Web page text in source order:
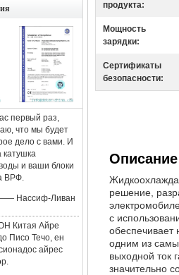
первый раз,
что мы будет
дело с вами. И
и ваши блоки
ВРФ.
Нассиф-Ливан
Китая Айре
Писо Течо, ен
айрес
продукта:
Мощность
зарядки:
Сертификаты
безопасности:
решение,
с
обеспечивает
одним из
выходной ток
значительно